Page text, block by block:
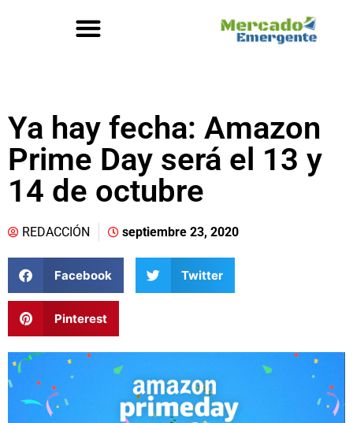
Ya hay fecha: Amazon
Prime Day será el 13 y
14 de octubre
REDACCIÓN septiembre 23, 2020
Facebook Twitter
Pinterest